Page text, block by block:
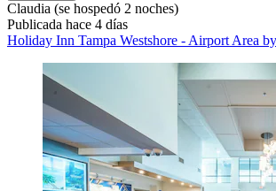
Claudia (se hospedó 2 noches)
Publicada hace 4 días
Holiday Inn Tampa Westshore - Airport Area